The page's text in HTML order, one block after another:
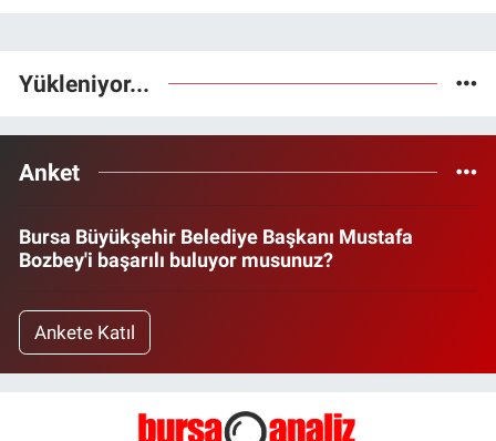
Yükleniyor...
Anket
Bursa Büyükşehir Belediye Başkanı Mustafa
Bozbey'i başarılı buluyor musunuz?
Ankete Katıl